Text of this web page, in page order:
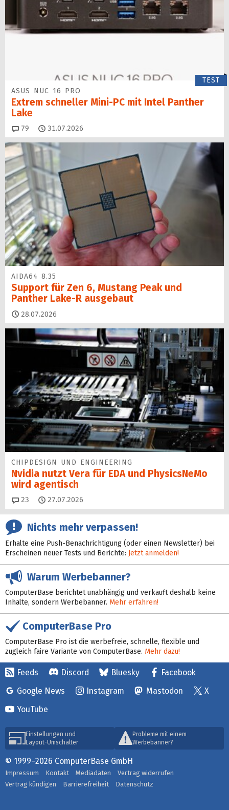
TEST
ASUS NUC 16 PRO
Extrem schneller Mini-PC mit Intel Panther
Lake
79 Kommentare
31.07.2026
AIDA64 8.35
Support für Zen 6, Mustang Peak und
Panther Lake-R ausgebaut
28.07.2026
CHIPDESIGN UND ENGINEERING
Nvidia nutzt Vera für EDA und PhysicsNeMo
wird agentisch
23 Kommentare
27.07.2026
Nichts mehr verpassen!
Erhalte eine Push-Benachrichtigung (oder einen Newsletter) bei
Erscheinen neuer Tests und Berichte: Jetzt anmelden!
Warum Werbebanner?
ComputerBase berichtet unabhängig und verkauft deshalb keine
Inhalte, sondern Werbebanner. Mehr erfahren!
ComputerBase Pro
ComputerBase Pro ist die werbefreie, schnelle, flexible und
zugleich faire Variante von ComputerBase. Mehr dazu!
Feeds Discord Bluesky
Facebook
Google News
Instagram Mastodon
X
YouTube
Einstellungen und
Layout-Umschalter
Probleme mit einem
Werbebanner?
© 1999–2026 ComputerBase GmbH
Impressum Kontakt Mediadaten
Vertrag widerrufen
Vertrag kündigen
Barrierefreiheit Datenschutz